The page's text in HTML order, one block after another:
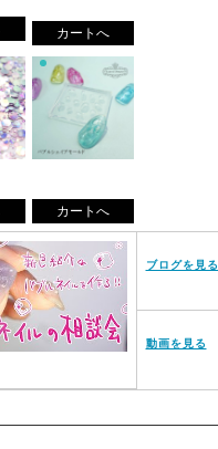
ブログを見る
動画を見る